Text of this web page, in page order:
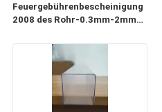
Feuergebührenbescheinigung
2008 des Rohr-0.3mm-2mm